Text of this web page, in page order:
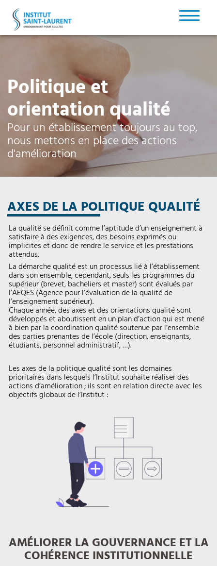
Politique et
orientation qualité
Pour un établissement toujours au top,
nous mettons en place des actions
d'amélioration
AXES DE LA POLITIQUE QUALITÉ
La qualité se définit comme l’aptitude d’un enseignement à
satisfaire à des exigences, des besoins exprimés ou
implicites et donc de rendre le service et les prestations
attendus.
La démarche qualité est un processus lié à l’établissement
dans son ensemble, cependant, seuls les programmes du
supérieur (brevet, bacheliers et master) sont évalués par
l’AEQES (Agence pour l’évaluation de la qualité de
l’enseignement supérieur).
Chaque année, des axes et des orientations qualité sont
développés et aboutissent en un plan d’action qui est mené
à bien par la coordination qualité soutenue par l’ensemble
des parties prenantes de l’école (direction, enseignants,
étudiants, personnel administratif, …).
Les axes de la politique qualité sont les domaines
prioritaires dans lesquels l’Institut souhaite réaliser des
actions d’amélioration ; ils sont en relation directe avec les
objectifs globaux de l’Institut :
AMÉLIORER LA GOUVERNANCE ET LA
COHÉRENCE INSTITUTIONNELLE